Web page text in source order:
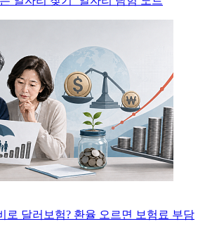
로 달러보험? 환율 오르면 보험료 부담